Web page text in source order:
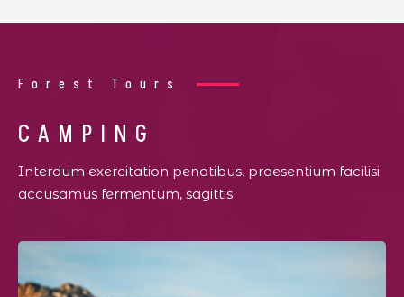
Forest Tours
CAMPING
Interdum exercitation penatibus, praesentium facilisi
accusamus fermentum, sagittis.